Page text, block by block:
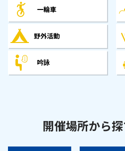
一輪車
野外活動
吟詠
開催場所から探